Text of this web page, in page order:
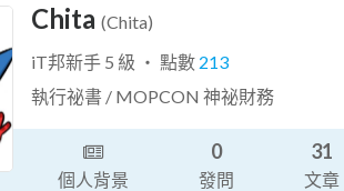
Chita (Chita)
iT邦新手 5 級 ‧ 點數 213
執行祕書 / MOPCON 神祕財務
個人背景
0
發問
31
文章